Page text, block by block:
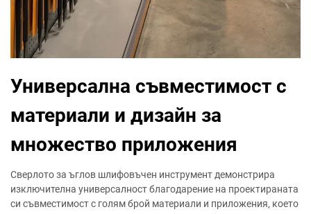
Универсална съвместимост с
материали и дизайн за
множество приложения
Сверлото за ъглов шлифовъчен инструмент демонстрира
изключителна универсалност благодарение на проектираната
си съвместимост с голям брой материали и приложения, което